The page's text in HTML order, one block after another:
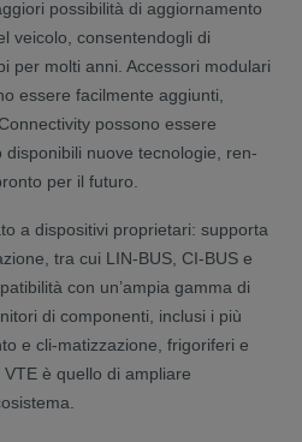
possibilità di aggiornamento
veicolo, consentendogli di
per molti anni. Accessori modulari
essere facilmente aggiunti,
possono essere
nuove tecnologie, ren-
per il futuro.
a dispositivi proprietari: supporta
tra cui LIN-BUS, CI-BUS e
con un’ampia gamma di
di componenti, inclusi i più
e cli-matizzazione, frigoriferi e
VTE è quello di ampliare